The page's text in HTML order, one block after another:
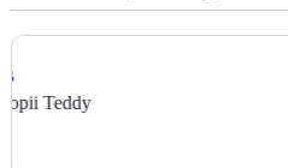
Mobila copii Vapor